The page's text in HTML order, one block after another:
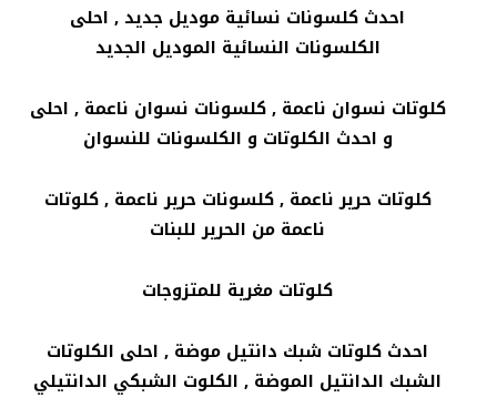
احدث كلسونات نسائية موديل جديد , احلى
الكلسونات النسائية الموديل الجديد
كلوتات نسوان ناعمة , كلسونات نسوان ناعمة , احلى
و احدث الكلوتات و الكلسونات للنسوان
كلوتات حرير ناعمة , كلسونات حرير ناعمة , كلوتات
ناعمة من الحرير للبنات
كلوتات مغرية للمتزوجات
احدث كلوتات شبك دانتيل موضة , احلى الكلوتات
الشبك الدانتيل الموضة , الكلوت الشبكي الدانتيلي